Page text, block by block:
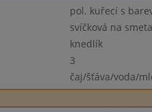
pol. kuřecí s
svíčková na
knedlík
3
čaj/šťáva/voda/